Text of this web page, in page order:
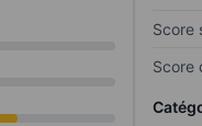
Score
Score